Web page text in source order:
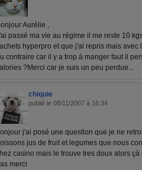
Aurélie ,
passé ma vie au régime il me reste 10
hyperpro et que j'ai repris mais
contraire car il y a trop à manger faut il
?Merci car je suis un peu perdue...
chiquie
publié le 08/11/2007 à 16:34
j'ai posé une question que je ne
jus de fruit et legumes que nous
casino mais le trouve tres doux alors
merci